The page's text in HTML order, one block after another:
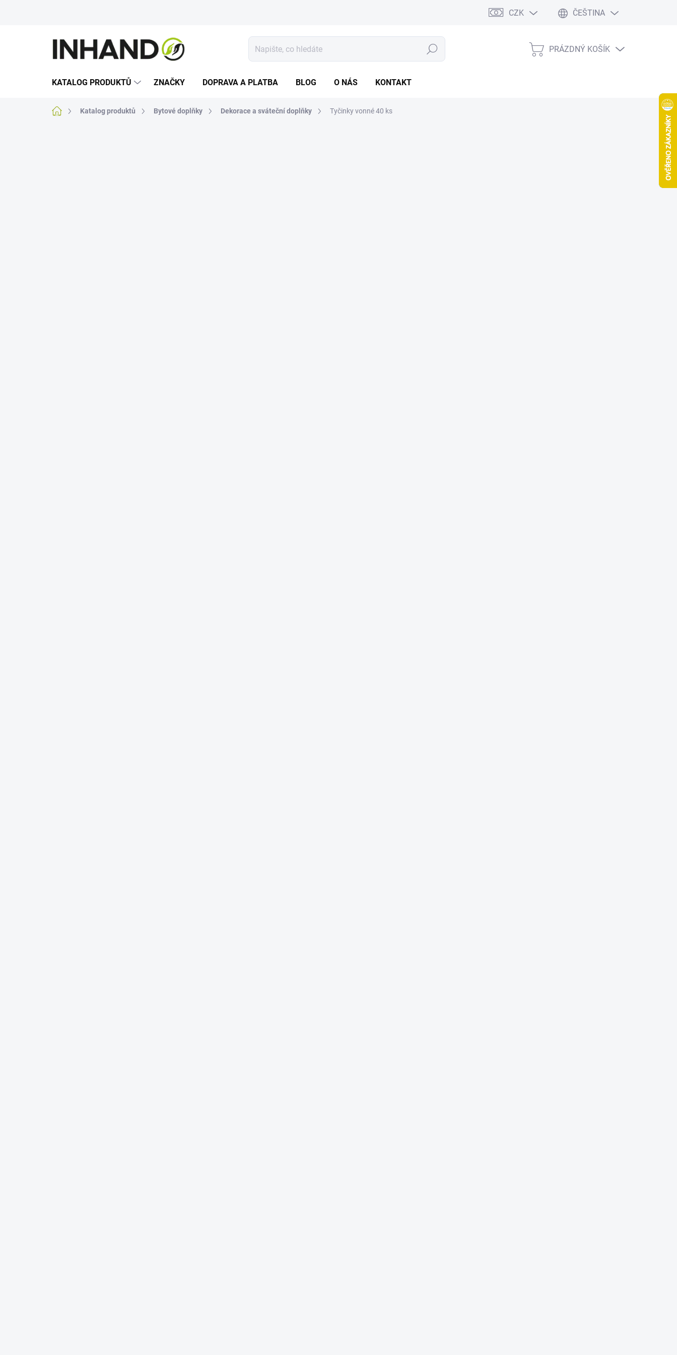
CZK ČEŠTINA
Hledat
NÁKUPNÍ
PRÁZDNÝ KOŠÍK
KATALOG PRODUKTŮ ZNAČKY DOPRAVA A PLATBA BLOG O NÁS KONTAKT
Domů Katalog produktů Bytové doplňky Dekorace a sváteční doplňky Tyčinky vonné 40 ks